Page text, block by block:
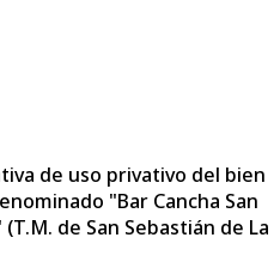
de uso privativo del bien
"Bar Cancha San
de San Sebastián de La